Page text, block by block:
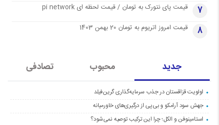
7 قیمت پای نتورک به تومان / قیمت لحظه ای pi network
8 قیمت امروز اتریوم به تومان 20 بهمن 1403
جدید محبوب تصادفی
اولویت قزاقستان در جذب سرمایه‌گذاری گرین‌فیلد
جهش سود آرامکو و بی‌پی از درگیری‌های خاورمیانه
استامینوفن و الکل؛ چرا این ترکیب توصیه نمی‌شود؟